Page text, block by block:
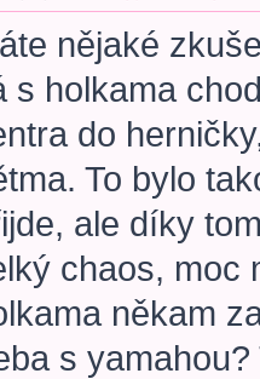
nějaké
s holkama
do
To bylo
ale díky
chaos, moc
někam
s